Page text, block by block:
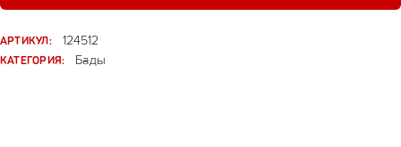
АРТИКУЛ:
124512
КАТЕГОРИЯ:
Бады